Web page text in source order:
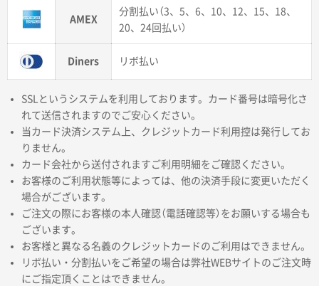
ターゲットから探す
目的・シーンから探す
イベントから探す
印刷色から探す
サイトメニュー
初めての方へ
ご注文の流れ
AMEX
分割払い（3、5、6、10、12、15、18、
20、24回払い）
Diners リボ払い
SSLというシステムを利用しております。カード番号は暗号化さ
れて送信されますのでご安心ください。
当カード決済システム上、クレジットカード利用控は発行してお
りません。
カード会社から送付されますご利用明細をご確認ください。
お客様のご利用状態等によっては、他の決済手段に変更いただく
場合がございます。
ご注文の際にお客様の本人確認（電話確認等）をお願いする場合も
ございます。
お客様と異なる名義のクレジットカードのご利用はできません。
リボ払い・分割払いをご希望の場合は弊社WEBサイトのご注文時
にご指定頂くことはできません。